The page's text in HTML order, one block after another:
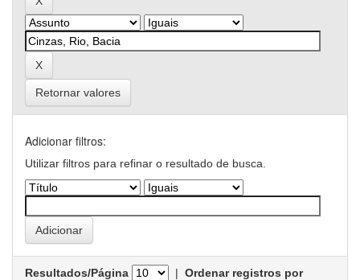
Retornar valores
Adicionar filtros:
Utilizar filtros para refinar o resultado de busca.
Resultados/Página | Ordenar registros por